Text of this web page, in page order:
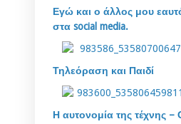
Εγώ και ο άλλος μου
στα social media.
Τηλεόραση και Παιδί
Η αυτονομία της τέχνης